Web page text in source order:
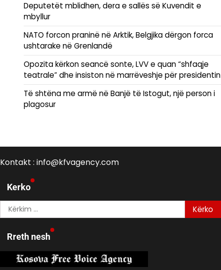
Deputetët mblidhen, dera e sallës së Kuvendit e
mbyllur
NATO forcon praninë në Arktik, Belgjika dërgon forca
ushtarake në Grenlandë
Opozita kërkon seancë sonte, LVV e quan “shfaqje
teatrale” dhe insiston në marrëveshje për presidentin
Të shtëna me armë në Banjë të Istogut, një person i
plagosur
Kontakt : info@kfvagency.com
Kerko
Kërko
për:
Rreth nesh